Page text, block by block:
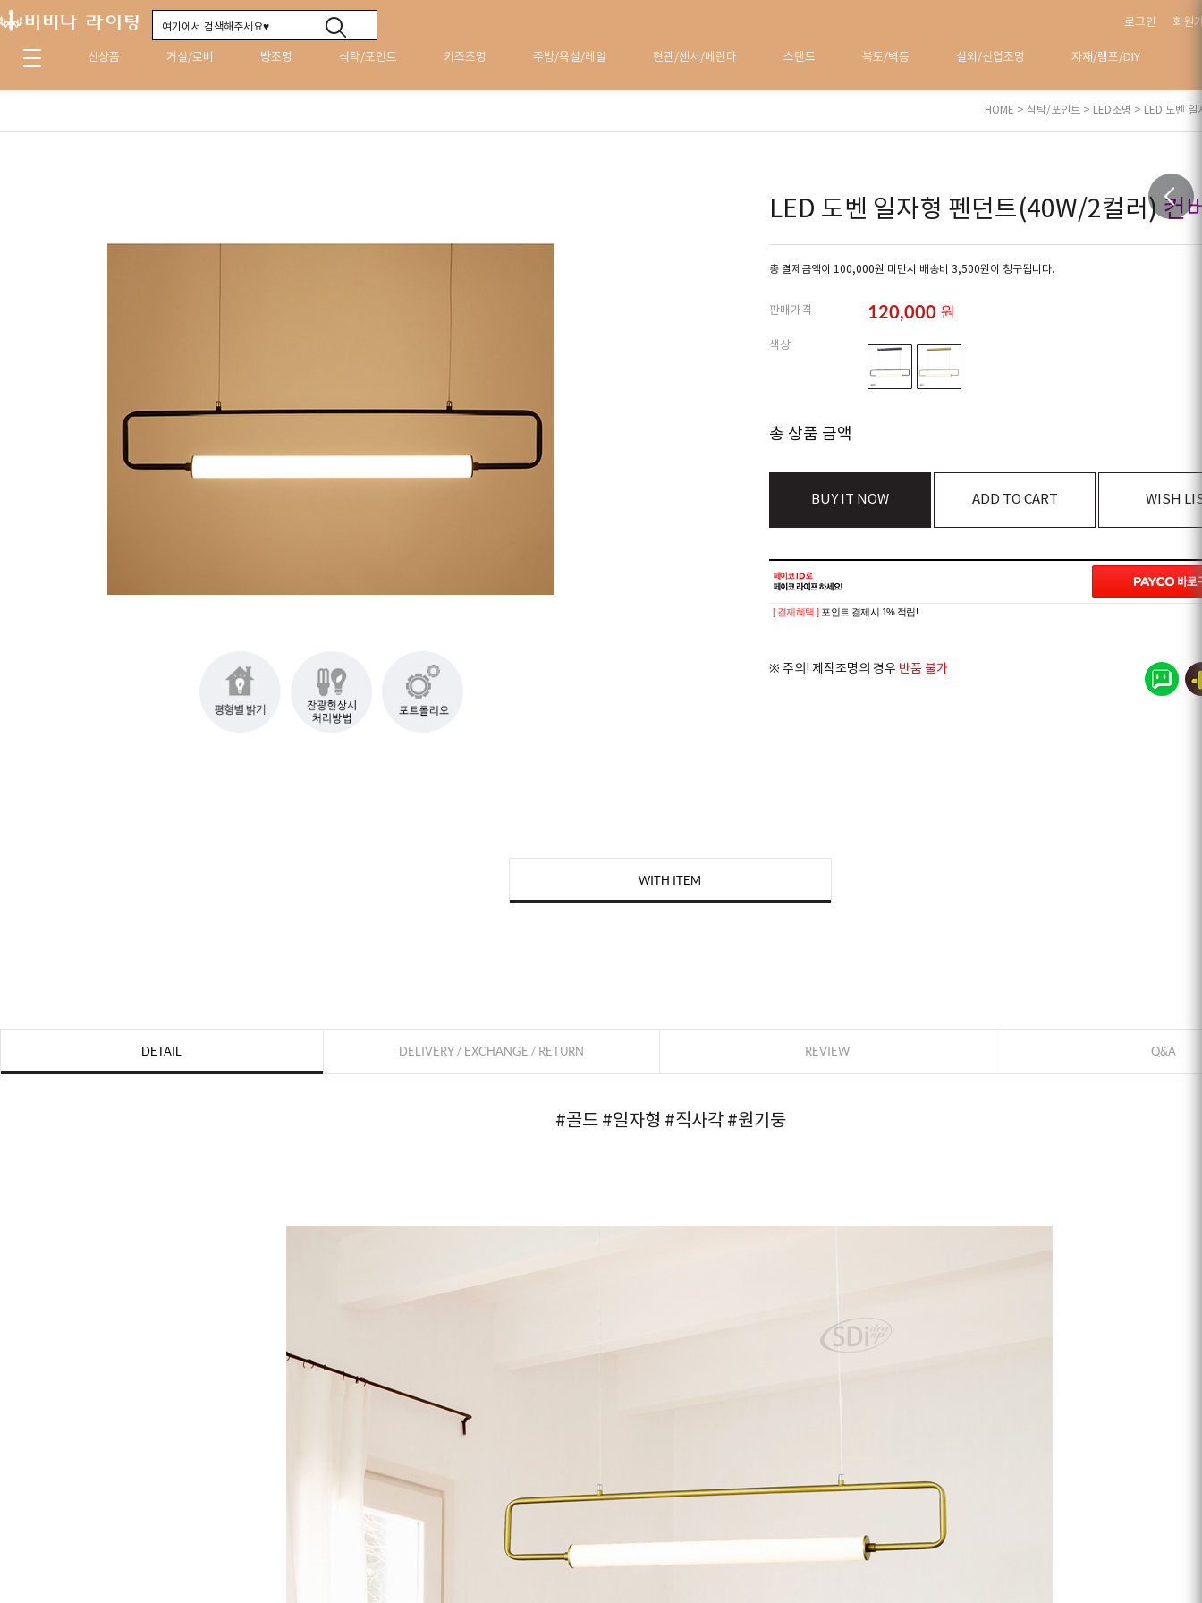
로그인 회원
신상품 거실/로비 방조명 식탁/포인트 키즈조명 주방/욕실/레일 현관/센서/베란다 스탠드 복도/벽등 실외/산업조명 자재/램프/DIY
HOME > 식탁/포인트 > LED조명 > LED 도벤
LED 도벤 일자형 펜던트(40W/2컬러)컨
총 결제금액이 100,000원 미만시 배송비 3,500원이 청구됩니다.
판매가격 120,000 원
색상
총 상품 금액
BUY IT NOW ADD TO CART WISH
[ 결제혜택 ] 포인트 결제시 1% 적립!
※ 주의! 제작조명의 경우 반품 불가
WITH ITEM
DETAIL DELIVERY / EXCHANGE / RETURN REVIEW Q&A
#골드 #일자형 #직사각 #원기둥